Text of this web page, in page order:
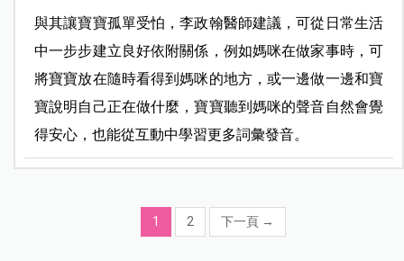
與其讓寶寶孤單受怕，李政翰醫師建議，可從日常生活
中一步步建立良好依附關係，例如媽咪在做家事時，可
將寶寶放在隨時看得到媽咪的地方，或一邊做一邊和寶
寶說明自己正在做什麼，寶寶聽到媽咪的聲音自然會覺
得安心，也能從互動中學習更多詞彙發音。
1 2 下一頁 →